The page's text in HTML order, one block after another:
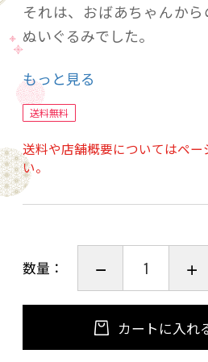
それは、おばあちゃんか
ぬいぐるみでした。
ます。ボウボウといっしょ
ちに、たけちゃんは色々
【著者について】
まきみち
2009年より、神戸「木星工
に版画等の指導を受ける。
2017年から、書籍の装画
に京都の「etoteえほん教室
もっと見る
送料無料
送料や店舗概要についてはペー
い。
数量：
カートに入れ